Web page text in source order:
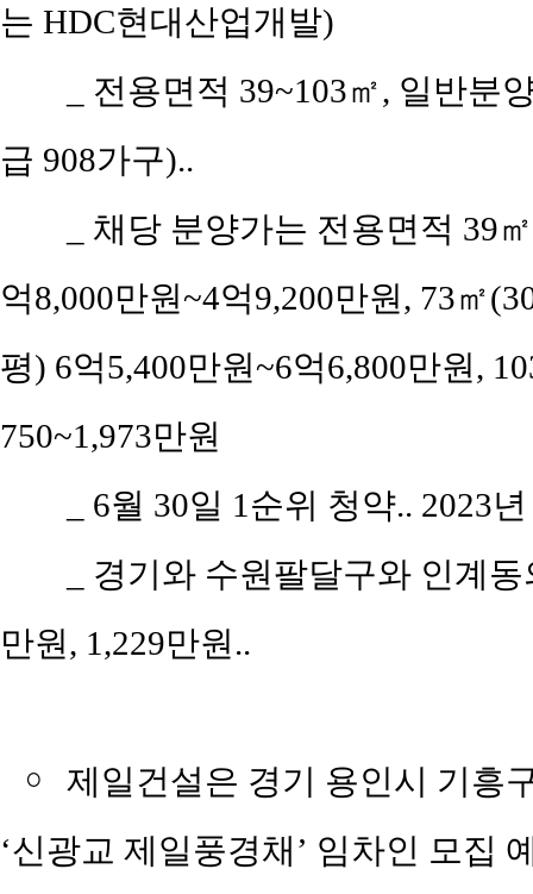
는 HDC현대산업개발)
전용면적 39~103㎡, 일반분
급 908가구)..
채당 분양가는 전용면적 39
억8,000만원~4억9,200만원, 73㎡
평) 6억5,400만원~6억6,800만원,
750~1,973만원
6월 30일 1순위 청약.. 2023
경기와 수원팔달구와 인계
만원, 1,229만원..
￮
제일건설은 경기 용인시 기흥
‘신광교 제일풍경채’ 임차인 모집